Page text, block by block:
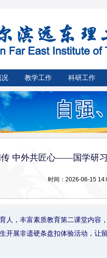
况 教学工作 科研工作
传 中外共匠心——国学研
时间：2026-06-15
人，丰富素质教育第二课堂内容
开展非遗硬条盘扣体验活动，让